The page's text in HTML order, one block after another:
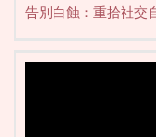
告別白蝕：重拾社交